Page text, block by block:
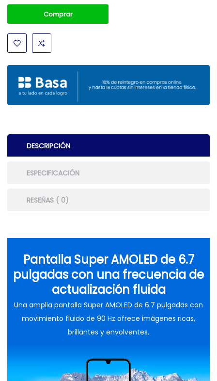
Comprar
DESCRIPCIÓN
ESPECIFICACIÓN
RESEÑAS ( 0)
Pantalla Super AMOLED de 6.7
pulgadas con una frecuencia de
actualización fluida
Una amplia pantalla Super AMOLED de 6.7 pulgadas con
movimiento fluido de 90 Hz ofrece imágenes ricas,
brillantes y envolventes.